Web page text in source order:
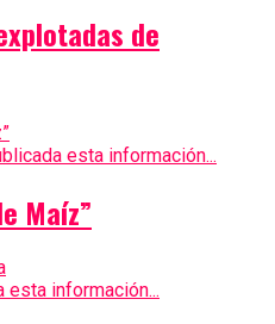
de
esta información...
Maíz”
esta información...